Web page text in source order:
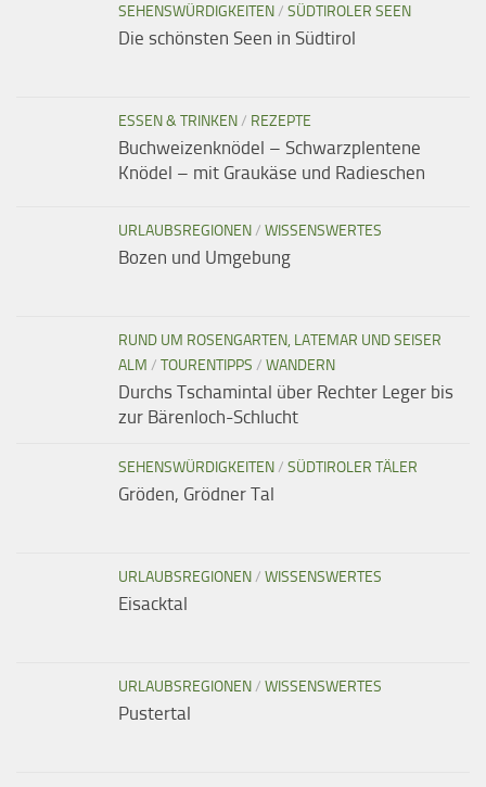
SEHENSWÜRDIGKEITEN/ SÜDTIROLER SEEN
Die schönsten Seen in Südtirol
ESSEN & TRINKEN/ REZEPTE
Buchweizenknödel – Schwarzplentene
Knödel – mit Graukäse und Radieschen
URLAUBSREGIONEN/ WISSENSWERTES
Bozen und Umgebung
RUND UM ROSENGARTEN, LATEMAR UND SEISER
ALM / TOURENTIPPS / WANDERN
Durchs Tschamintal über Rechter Leger bis
zur Bärenloch-Schlucht
SEHENSWÜRDIGKEITEN/ SÜDTIROLER TÄLER
Gröden, Grödner Tal
URLAUBSREGIONEN/ WISSENSWERTES
Eisacktal
URLAUBSREGIONEN/ WISSENSWERTES
Pustertal